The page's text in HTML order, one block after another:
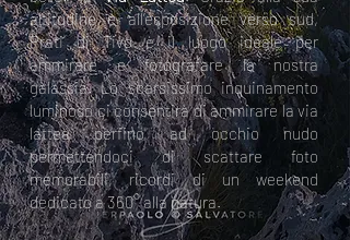
altitudine e all’esposizione verso sud,
Prati di Tivo è il luogo ideale per
ammirare e fotografare la nostra
galassia. Lo scarsissimo inquinamento
luminoso ci consentirà di ammirare la via
lattea perfino ad occhio nudo
permettendoci di scattare foto
memorabili, ricordi di un weekend
dedicato a 360° alla natura.